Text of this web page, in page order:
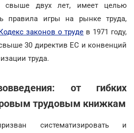
свыше двух лет, имеет целью
правила игры на рынке труда,
законов о труде в 1971 году,
30 директив ЕС и конвенций
труда.
от гибких
трудовым книжкам
систематизировать и